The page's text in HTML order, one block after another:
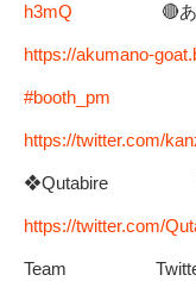
h3mQ 🔴あくま
https://akumano-
#booth_pm ❖か
https://twitter.com/
❖Qutabire
https://twitter.com/
Team Twitter